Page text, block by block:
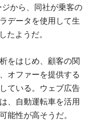
から、同社が乗客の
データを使用して生
たようだ。
をはじめ、顧客の関
オファーを提供する
ている。ウェブ広告
、自動運転車を活用
能性が高そうだ。